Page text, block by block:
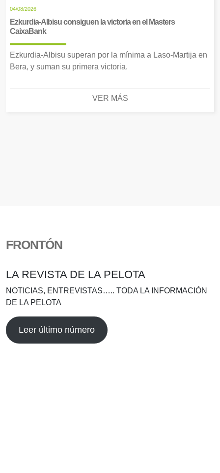
04/08/2026
Ezkurdia-Albisu consiguen la victoria en el Masters
CaixaBank
Ezkurdia-Albisu superan por la mínima a Laso-Martija en
Bera, y suman su primera victoria.
VER MÁS
FRONTÓN
LA REVISTA DE LA PELOTA
NOTICIAS, ENTREVISTAS….. TODA LA INFORMACIÓN
DE LA PELOTA
Leer último número